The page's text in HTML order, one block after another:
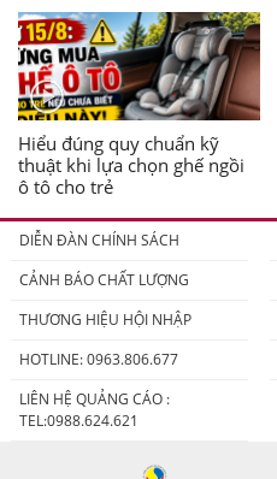
Hiểu đúng quy chuẩn kỹ
thuật khi lựa chọn ghế ngồi
ô tô cho trẻ
DIỄN ĐÀN CHÍNH SÁCH
CẢNH BÁO CHẤT LƯỢNG
THƯƠNG HIỆU HỘI NHẬP
HOTLINE: 0963.806.677
LIÊN HỆ QUẢNG CÁO :
TEL:0988.624.621